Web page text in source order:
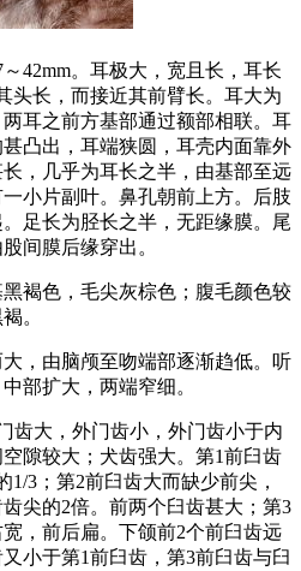
42mm。耳极大，宽且长，耳长
头长，而接近其前臂长。耳大为
耳之前方基部通过额部相联。耳
凸出，耳端狭圆，耳壳内面靠外
，几乎为耳长之半，由基部至远
小片副叶。鼻孔朝前上方。后肢
足长为胫长之半，无距缘膜。尾
间膜后缘穿出。
褐色，毛尖灰棕色；腹毛颜色较
。
，由脑颅至吻端部逐渐趋低。听
部扩大，两端窄细。
齿大，外门齿小，外门齿小于内
隙较大；犬齿强大。第1前臼齿
3；第2前臼齿大而缺少前尖，
尖的2倍。前两个臼齿甚大；第3
，前后扁。下颌前2个前臼齿远
小于第1前臼齿，第3前臼齿与臼